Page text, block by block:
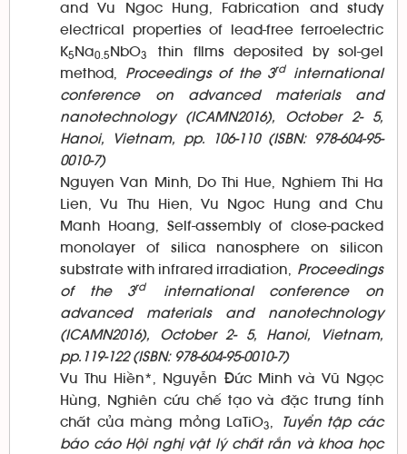
and Vu Ngoc Hung, Fabrication and study
electrical properties of lead-free ferroelectric
K5 Na0.5 NbO3
thin films deposited by sol-gel
method, Proceedings of the 3rdinternational
conference on advanced materials and
nanotechnology (ICAMN2016), October 2- 5,
Hanoi, Vietnam, pp. 106-110 (ISBN: 978-604-95-
0010-7)
Nguyen Van Minh, Do Thi Hue, Nghiem Thi Ha
Lien, Vu Thu Hien, Vu Ngoc Hung and Chu
Manh Hoang, Self-assembly of close-packed
monolayer of silica nanosphere on silicon
substrate with infrared irradiation, Proceedings
of the 3rdinternational conference on
advanced materials and nanotechnology
(ICAMN2016), October 2- 5, Hanoi, Vietnam,
pp.119-122 (ISBN: 978-604-95-0010-7)
Vu Thu Hiền*, Nguyễn Đức Minh và Vũ Ngọc
Hùng, Nghiên cứu chế tạo và đặc trưng tính
chất của màng mỏng LaTiO3
Tuyển tập các
báo cáo Hội nghị vật lý chất rắn và khoa học